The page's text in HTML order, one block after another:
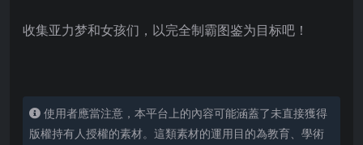
收集亚力梦和女孩们，以完全制霸图鉴为目标吧！
使用者應當注意，本平台上的內容可能涵蓋了未直接獲得
版權持有人授權的素材。這類素材的運用目的為教育、學術